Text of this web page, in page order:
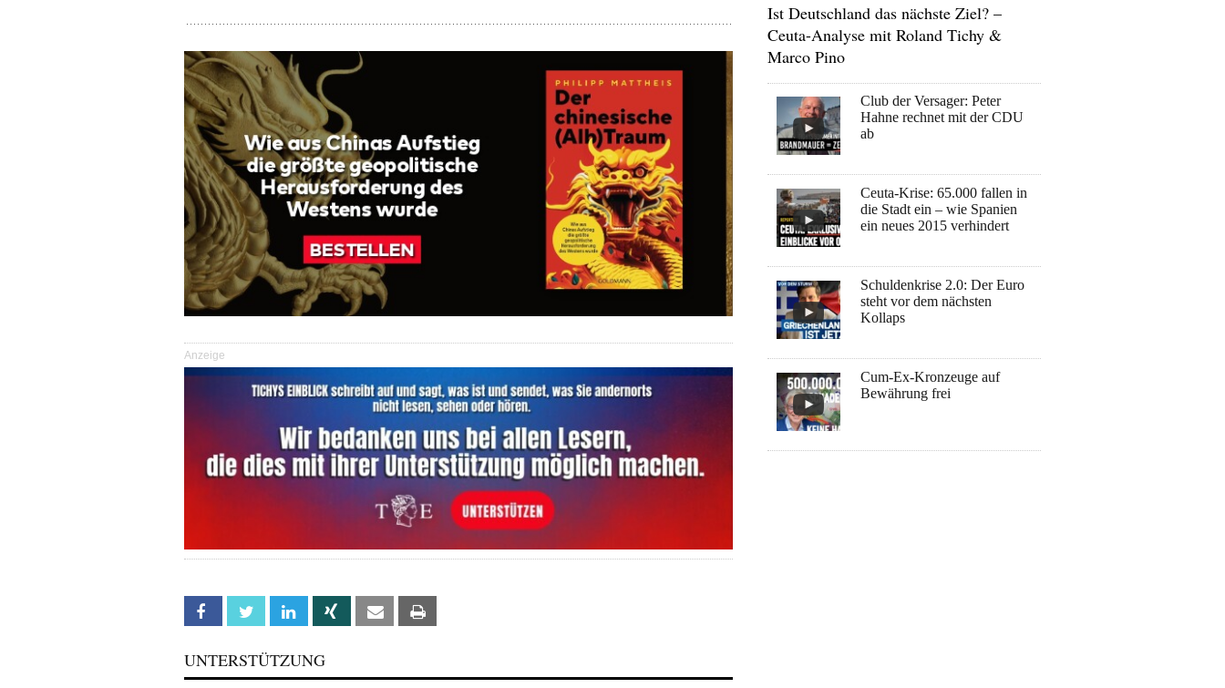
Anzeige
Facebook Twitter Linkedin Xing Email
UNTERSTÜTZUNG
Ist Deutschland das nächste Ziel? –
Ceuta-Analyse mit Roland Tichy &
Marco Pino
Club der Versager: Peter
Hahne rechnet mit der CDU
ab
Ceuta-Krise: 65.000 fallen in
die Stadt ein – wie Spanien
ein neues 2015 verhindert
Schuldenkrise 2.0: Der Euro
steht vor dem nächsten
Kollaps
Cum-Ex-Kronzeuge auf
Bewährung frei